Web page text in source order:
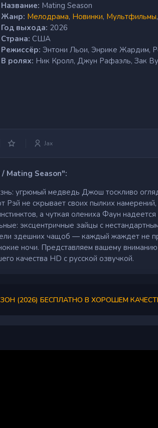
Название: Mating Season
Жанр: Мелодрама, Новинки, Мультфильмы,
Год выхода: 2026
Страна: США
Режиссёр: Энтони Льои, Энрике Жардим,
В ролях: Ник Кролл, Джун Рафаэль, Зак
Jax
Mating Season":
угрюмый медведь Джош тоскливо
Рэй не скрывает своих пылких
а чуткая олениха Фаун
эксцентричные зайцы с
здешних чащоб — каждый жаждет не
ночи. Представляем вашему
качества HD с русской озвучкой.
(2026) БЕСПЛАТНО В ХОРОШЕМ